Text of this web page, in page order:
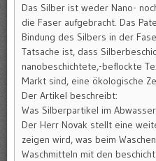
Das Silber ist weder Nano-
die Faser aufgebracht. Das
Bindung des Silbers in der
Tatsache ist, dass
nanobeschichtete,-beflockte
Markt sind, eine ökologische
Der Artikel beschreibt:
Was Silberpartikel im
Der Herr Novak stellt eine
zeigen wird, was beim
Waschmitteln mit den